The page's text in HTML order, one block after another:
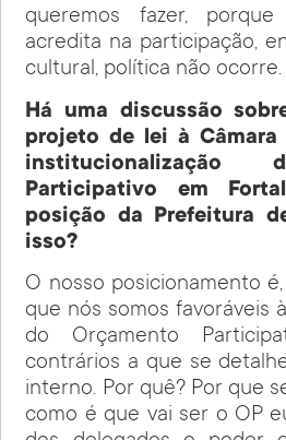
queremos fazer,
acredita na participação,
cultural, política não ocorre.
Há uma discussão
projeto de lei à
institucionalização
Participativo em
posição da Prefeitura
isso?
O nosso posicionamento
que nós somos favoráveis
do Orçamento
contrários a que se
interno. Por quê? Por que
como é que vai ser o OP